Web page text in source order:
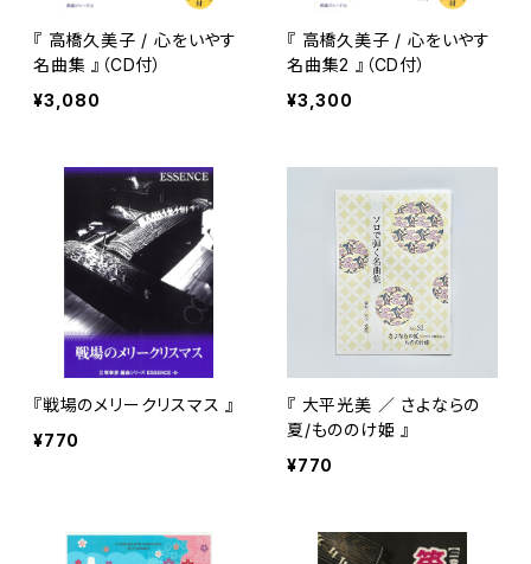
『 高橋久美子 / 心をいやす
名曲集 』（CD付）
¥3,080
『 高橋久美子 / 心をいやす
名曲集2 』（CD付）
¥3,300
『戦場のメリークリスマス 』
¥770
『 大平光美 ／ さよならの
夏/もののけ姫 』
¥770